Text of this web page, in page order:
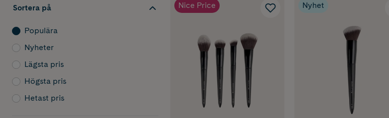
Sortera på
Populära
Nyheter
Lägsta pris
Högsta pris
Hetast pris
Nice Price Nyhet